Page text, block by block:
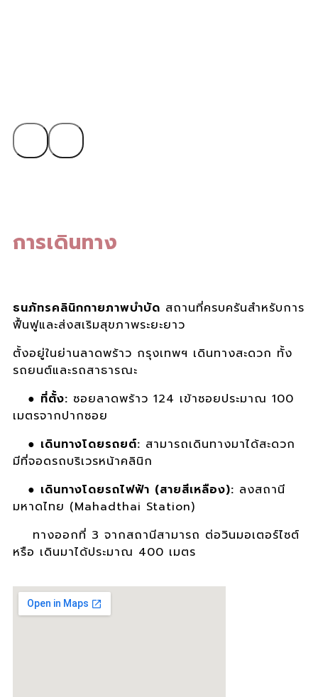
‹ ›
การเดินทาง
ธนภัทรคลินิกกายภาพบำบัด สถานที่ครบครันสำหรับการ
ฟื้นฟูและส่งสเริมสุขภาพระยะยาว
ตั้งอยู่ในย่านลาดพร้าว กรุงเทพฯ เดินทางสะดวก ทั้ง
รถยนต์และรถสาธารณะ
● ที่ตั้ง: ซอยลาดพร้าว 124 เข้าซอยประมาณ 100
เมตรจากปากซอย
● เดินทางโดยรถยต์: สามารถเดินทางมาได้สะดวก
มีที่จอดรถบริเวรหน้าคลินิก
● เดินทางโดยรถไฟฟ้า (สายสีเหลือง): ลงสถานี
มหาดไทย (Mahadthai Station)
ทางออกที่ 3 จากสถานีสามารถ ต่อวินมอเตอร์ไซต์
หรือ เดินมาได้ประมาณ 400 เมตร